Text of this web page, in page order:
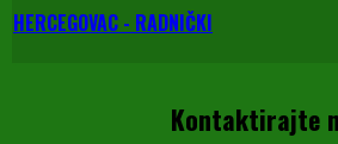
HERCEGOVAC - RADNIČKI
Kontaktirajte